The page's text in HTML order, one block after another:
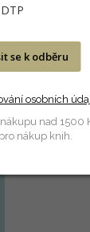
se k odběru
osobních
nad 1500
nákup knih.